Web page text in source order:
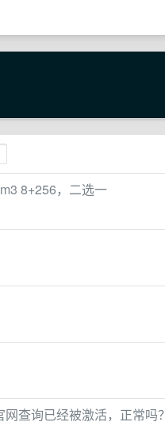
8+256，二选一
查询已经被激活，正常吗？